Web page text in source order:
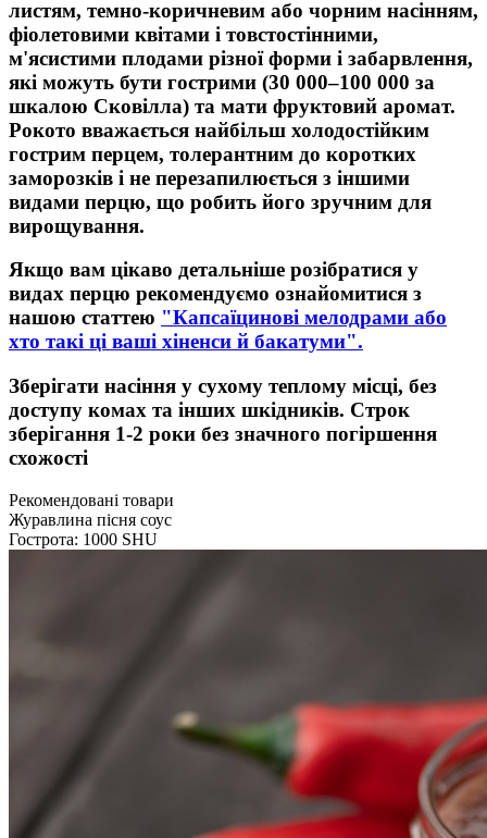
листям, темно-коричневим або чорним насінням,
фіолетовими квітами і товстостінними,
м'ясистими плодами різної форми і забарвлення,
які можуть бути гострими (30 000–100 000 за
шкалою Сковілла) та мати фруктовий аромат.
Рокото вважається найбільш холодостійким
гострим перцем, толерантним до коротких
заморозків і не перезапилюється з іншими
видами перцю, що робить його зручним для
вирощування.
Якщо вам цікаво детальніше розібратися у
видах перцю рекомендуємо ознайомитися з
нашою статтею "Капсаїцинові мелодрами або
хто такі ці ваші хіненси й бакатуми".
Зберігати насіння у сухому теплому місці, без
доступу комах та інших шкідників. Строк
зберігання 1-2 роки без значного погіршення
схожості
Рекомендовані товари
Журавлина пісня соус
Гострота: 1000 SHU